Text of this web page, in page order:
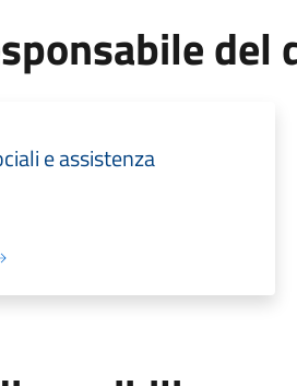
del
e assistenza